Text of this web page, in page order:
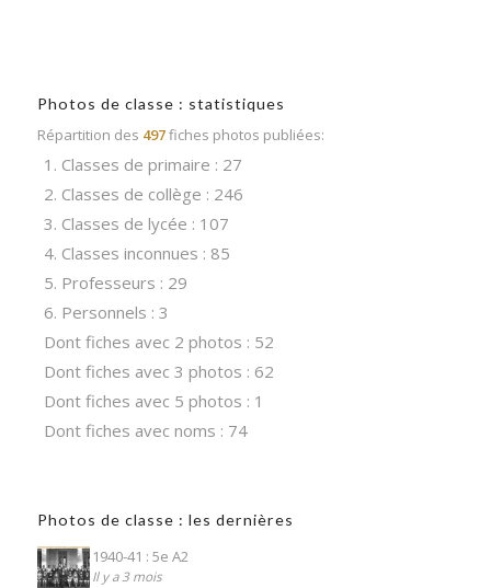
Photos de classe : statistiques
Répartition des 497fiches photos publiées:
1. Classes de primaire : 27
2. Classes de collège : 246
3. Classes de lycée : 107
4. Classes inconnues : 85
5. Professeurs : 29
6. Personnels : 3
Dont fiches avec 2 photos : 52
Dont fiches avec 3 photos : 62
Dont fiches avec 5 photos : 1
Dont fiches avec noms : 74
Photos de classe : les dernières
1940-41 : 5e A2
Il y a 3 mois